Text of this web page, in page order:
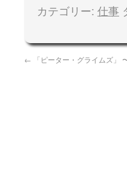
カテゴリー: 仕事
← 「ピーター・グライムズ」